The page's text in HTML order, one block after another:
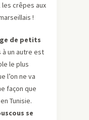
crêpes aux
!
de petits
à un autre est
le plus
l’on ne va
façon que
Tunisie.
se